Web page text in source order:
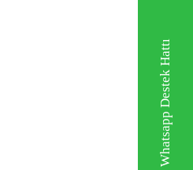
Whatsapp Destek Hattı